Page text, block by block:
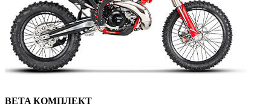
BETA КОМПЛЕКТ